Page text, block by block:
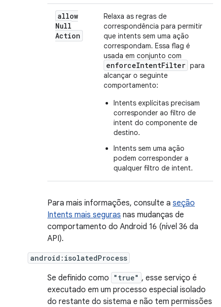
allow
Null
Action
Relaxa as regras de
correspondência para permitir
que intents sem uma ação
correspondam. Essa flag é
usada em conjunto com
enforceIntentFilter para
alcançar o seguinte
comportamento:
Intents explícitas precisam
corresponder ao filtro de
intent do componente de
destino.
Intents sem uma ação
podem corresponder a
qualquer filtro de intent.
Para mais informações, consulte a seção
Intents mais seguras nas mudanças de
comportamento do Android 16 (nível 36 da
API).
android:isolatedProcess
Se definido como "true" , esse serviço é
executado em um processo especial isolado
do restante do sistema e não tem permissões